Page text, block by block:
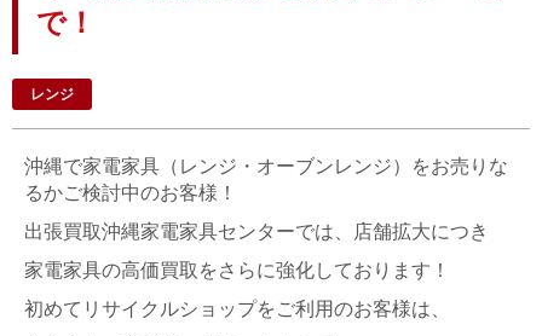
で！
レンジ
沖縄で家電家具（レンジ・オーブンレンジ）をお売りな
るかご検討中のお客様！
出張買取沖縄家電家具センターでは、店舗拡大につき
家電家具の高価買取をさらに強化しております！
初めてリサイクルショップをご利用のお客様は、